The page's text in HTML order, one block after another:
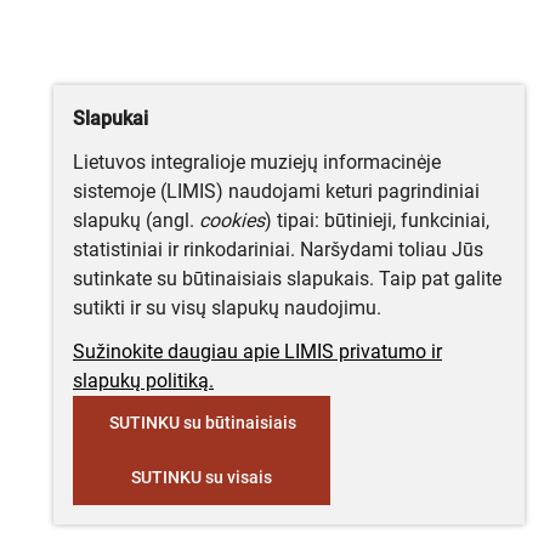
Slapukai
Lietuvos integralioje muziejų informacinėje
sistemoje (LIMIS) naudojami keturi pagrindiniai
slapukų (angl. cookies) tipai: būtinieji, funkciniai,
statistiniai ir rinkodariniai. Naršydami toliau Jūs
sutinkate su būtinaisiais slapukais. Taip pat galite
sutikti ir su visų slapukų naudojimu.
Sužinokite daugiau apie LIMIS privatumo ir
slapukų politiką.
SUTINKU su būtinaisiais
SUTINKU su visais